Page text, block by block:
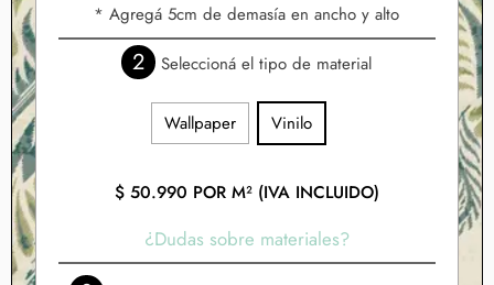
* Agregá 5cm de demasía en ancho y alto
2 Seleccioná el tipo de material
Wallpaper Vinilo
$50.990 POR M² (IVA INCLUIDO)
¿Dudas sobre materiales?